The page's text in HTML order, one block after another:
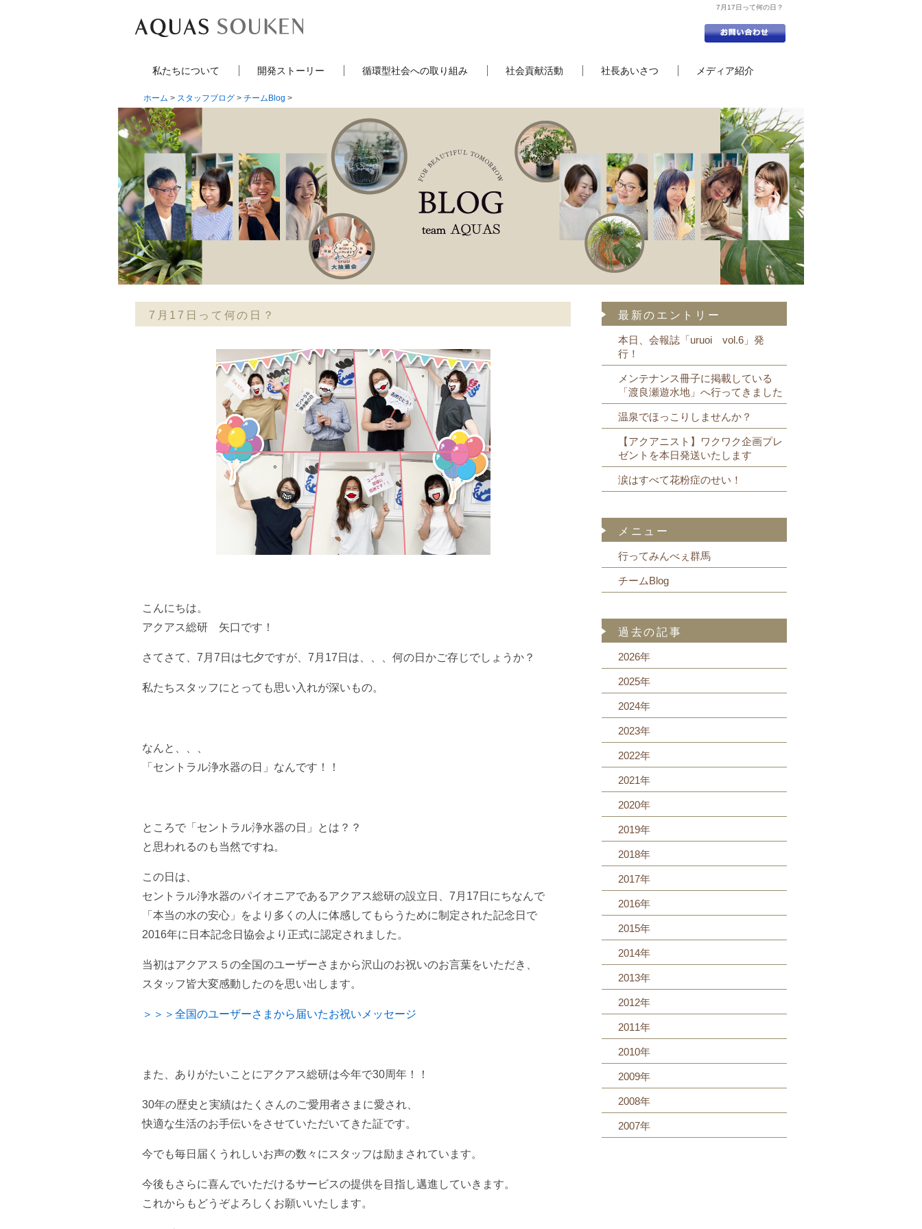
7月17日って何の日？
私たちについて 開発ストーリー 循環型社会への取り組み 社会貢献活動 社長あいさつ メディア紹介
ホーム > スタッフブログ > チームBlog >
7月17日って何の日？
こんにちは。
アクアス総研 矢口です！
さてさて、7月7日は七夕ですが、7月17日は、、、何の日かご存じでしょうか？
私たちスタッフにとっても思い入れが深いもの。
なんと、、、
「セントラル浄水器の日」なんです！！
ところで「セントラル浄水器の日」とは？？
と思われるのも当然ですね。
この日は、
セントラル浄水器のパイオニアであるアクアス総研の設立日、7月17日にちなんで
「本当の水の安心」をより多くの人に体感してもらうために制定された記念日で
2016年に日本記念日協会より正式に認定されました。
当初はアクアス５の全国のユーザーさまから沢山のお祝いのお言葉をいただき、
スタッフ皆大変感動したのを思い出します。
＞＞＞全国のユーザーさまから届いたお祝いメッセージ
また、ありがたいことにアクアス総研は今年で30周年！！
30年の歴史と実績はたくさんのご愛用者さまに愛され、
快適な生活のお手伝いをさせていただいてきた証です。
今でも毎日届くうれしいお声の数々にスタッフは励まされています。
今後もさらに喜んでいただけるサービスの提供を目指し邁進していきます。
これからもどうぞよろしくお願いいたします。
最新のエントリー
本日、会報誌「uruoi vol.6」発
行！
メンテナンス冊子に掲載している
「渡良瀬遊水地」へ行ってきました
温泉でほっこりしませんか？
【アクアニスト】ワクワク企画プレ
ゼントを本日発送いたします
涙はすべて花粉症のせい！
メニュー
行ってみんべぇ群馬
チームBlog
過去の記事
2026年
2025年
2024年
2023年
2022年
2021年
2020年
2019年
2018年
2017年
2016年
2015年
2014年
2013年
2012年
2011年
2010年
2009年
2008年
2007年